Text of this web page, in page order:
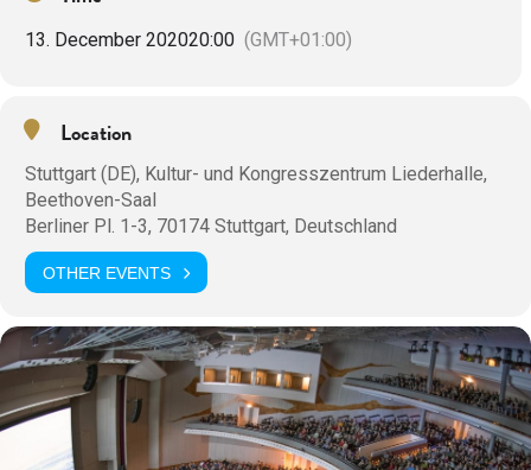
13. December 202020:00 (GMT+01:00)
Location
Stuttgart (DE), Kultur- und Kongresszentrum Liederhalle,
Beethoven-Saal
Berliner Pl. 1-3, 70174 Stuttgart, Deutschland
OTHER EVENTS